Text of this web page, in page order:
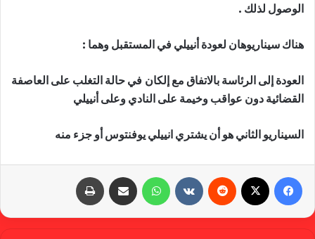
الوصول لذلك .
هناك سيناريوهان لعودة أنييلي في المستقبل وهما :
العودة إلى الرئاسة بالاتفاق مع إلكان في حالة التغلب على العاصفة
القضائية دون عواقب وخيمة على النادي وعلى أنييلي
السيناريو الثاني هو أن يشتري انييلي يوفنتوس أو جزء منه
واتساب